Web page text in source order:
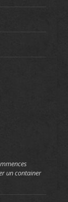
un container